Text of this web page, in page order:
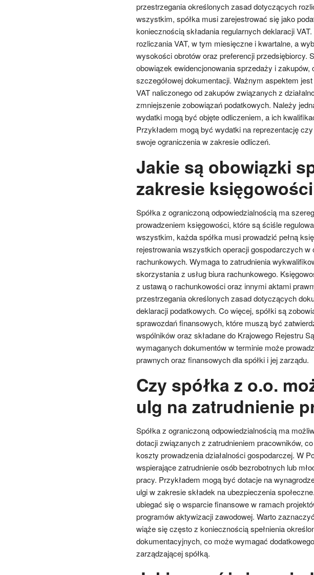
przestrzegania określonych zasad dotyczących
wszystkim, spółka musi zarejestrować się jako
koniecznością składania regularnych deklaracji
rozliczania VAT, w tym miesięczne i kwartalne, a
wysokości obrotów oraz preferencji przedsiębiorcy.
obowiązek ewidencjonowania sprzedaży i zakupów,
szczegółowej dokumentacji. Ważnym aspektem
VAT naliczonego od zakupów związanych z
zmniejszenie zobowiązań podatkowych. Należy
wydatki mogą być objęte odliczeniem, a ich
Przykładem mogą być wydatki na reprezentację
swoje ograniczenia w zakresie odliczeń.
Jakie są obowiązki
zakresie
Spółka z ograniczoną odpowiedzialnością ma
prowadzeniem księgowości, które są ściśle
wszystkim, każda spółka musi prowadzić pełną
rejestrowania wszystkich operacji gospodarczych w
rachunkowych. Wymaga to zatrudnienia
skorzystania z usług biura rachunkowego.
z ustawą o rachunkowości oraz innymi aktami
przestrzegania określonych zasad dotyczących
deklaracji podatkowych. Co więcej, spółki są
sprawozdań finansowych, które muszą być
wspólników oraz składane do Krajowego Rejestru
wymaganych dokumentów w terminie może
prawnych oraz finansowych dla spółki i jej zarządu.
Czy spółka z o.o.
ulg na zatrudnienie
Spółka z ograniczoną odpowiedzialnością ma
dotacji związanych z zatrudnieniem pracowników,
koszty prowadzenia działalności gospodarczej. W
wspierające zatrudnienie osób bezrobotnych lub
pracy. Przykładem mogą być dotacje na
ulgi w zakresie składek na ubezpieczenia
ubiegać się o wsparcie finansowe w ramach
programów aktywizacji zawodowej. Warto
wiąże się często z koniecznością spełnienia
dokumentacyjnych, co może wymagać
zarządzającej spółką.